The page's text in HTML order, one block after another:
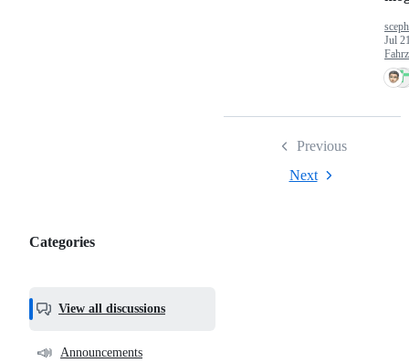
Categories,
helpful,
and
community
Categories
View all discussions
📣 Announcements
sceph
Jul
Previous
Next